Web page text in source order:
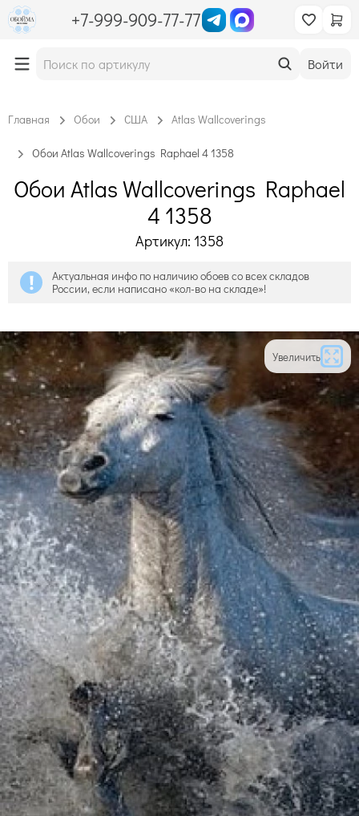
+7-999-909-77-77
Войти
Главная Обои США Atlas Wallcoverings
Обои Atlas Wallcoverings Raphael 4 1358
Обои Atlas Wallcoverings Raphael
4 1358
Артикул: 1358
Актуальная инфо по наличию обоев со всех складов
России, если написано «кол-во на складе»!
Увеличить